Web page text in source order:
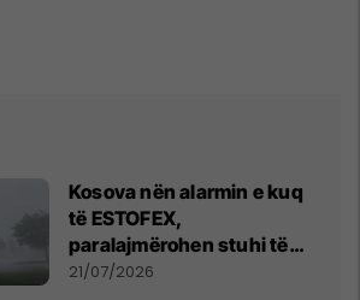
Kosova nën alarmin e kuq
të ESTOFEX,
paralajmërohen stuhi të
fuqishme me breshër dhe
21/07/2026